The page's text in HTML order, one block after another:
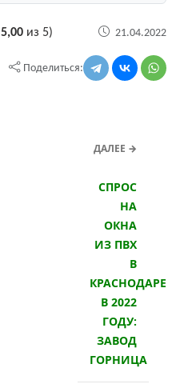
5,00 из 5) 21.04.2022
Поделиться:
ДАЛЕЕ →
СПРОС
НА
ОКНА
ИЗ ПВХ
В
КРАСНОДАРЕ
В 2022
ГОДУ:
ЗАВОД
ГОРНИЦА